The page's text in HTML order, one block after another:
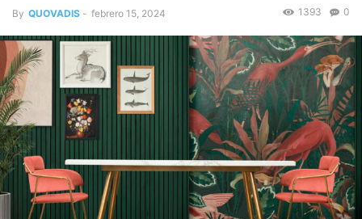
By QUOVADIS - febrero 15, 2024 0
1393